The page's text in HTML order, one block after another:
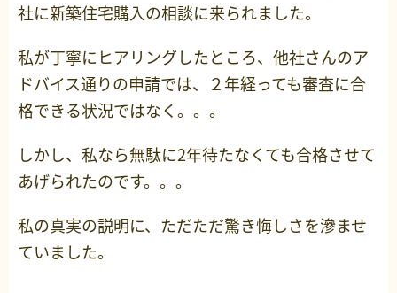
社に新築住宅購入の相談に来られました。
私が丁寧にヒアリングしたところ、他社さんのア
ドバイス通りの申請では、２年経っても審査に合
格できる状況ではなく。。。
しかし、私なら無駄に2年待たなくても合格させて
あげられたのです。。。
私の真実の説明に、ただただ驚き悔しさを滲ませ
ていました。